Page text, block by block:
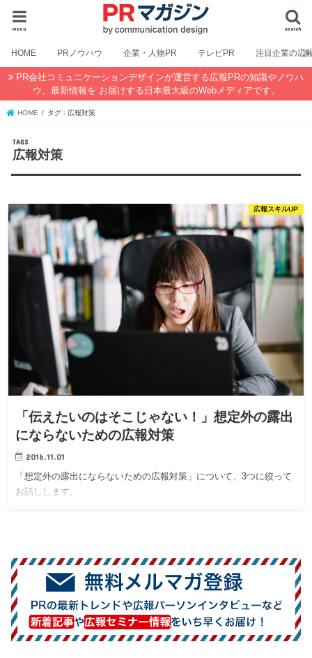
search
menu
HOME PRノウハウ 企業・人物PR テレビPR 注目企業の広
PR会社コミュニケーションデザインが運営する広報PRの知識やノウハ
ウ、最新情報を お届けする日本最大級のWebメディアです。
HOME タグ : 広報対策
広報対策
広報スキルUP
「伝えたいのはそこじゃない！」想定外の露出
にならないための広報対策
2016.11.01
「想定外の露出にならないための広報対策」について、3つに絞って
お話しします。